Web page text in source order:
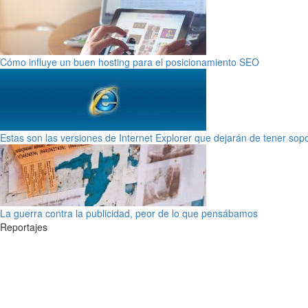
Cómo influye un buen hosting para el posicionamiento SEO
Estas son las versiones de Internet Explorer que dejarán de tener
La guerra contra la publicidad, peor de lo que pensábamos
Reportajes